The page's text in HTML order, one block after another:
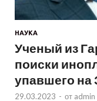
НАУКА
Ученый из
поиски
упавшего
29.03.2023 - от admin